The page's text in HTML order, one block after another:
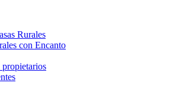
Rurales
con Encanto